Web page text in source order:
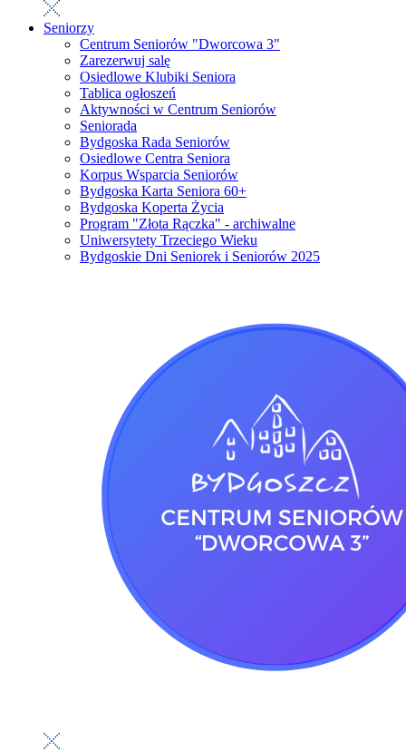
Seniorzy
Centrum Seniorów "Dworcowa 3"
Zarezerwuj salę
Osiedlowe Klubiki Seniora
Tablica ogłoszeń
Aktywności w Centrum Seniorów
Seniorada
Bydgoska Rada Seniorów
Osiedlowe Centra Seniora
Korpus Wsparcia Seniorów
Bydgoska Karta Seniora 60+
Bydgoska Koperta Życia
Program "Złota Rączka" - archiwalne
Uniwersytety Trzeciego Wieku
Bydgoskie Dni Seniorek i Seniorów 2025